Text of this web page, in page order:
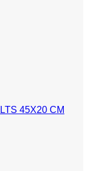
45X20 CM